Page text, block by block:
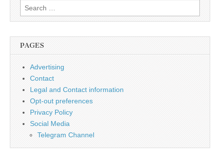
Search
for:
PAGES
Advertising
Contact
Legal and Contact information
Opt-out preferences
Privacy Policy
Social Media
Telegram Channel